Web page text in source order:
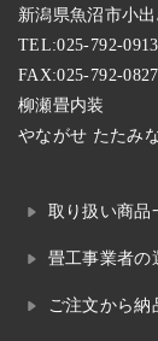
新潟県魚沼市小
TEL:025-792-0913
FAX:025-792-0827
柳瀬畳内装
やながせ たたみ
取り扱い商品
畳工事業者の
ご注文から納